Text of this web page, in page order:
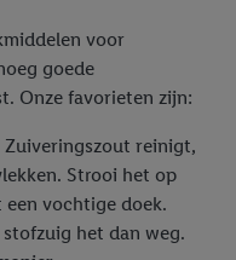
voor
goede
Onze favorieten zijn:
Zuiveringszout reinigt,
Strooi het op
vochtige doek.
het dan weg.